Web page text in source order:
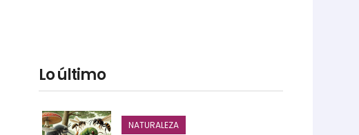
Lo último
NATURALEZA